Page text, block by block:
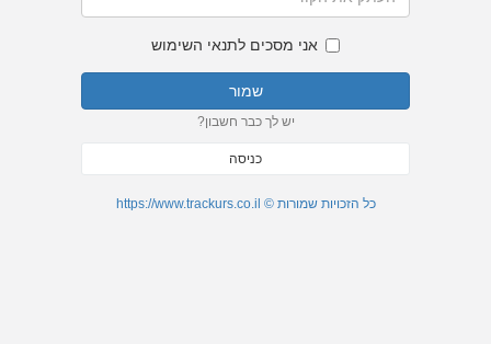
אני מסכים לתנאי השימוש
שמור
יש לך כבר חשבון?
כניסה
כל הזכויות שמורות © https://www.trackurs.co.il